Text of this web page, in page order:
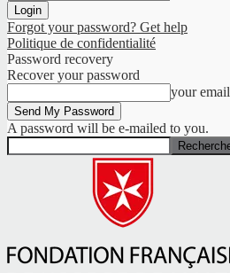
Forgot your password? Get help
Politique de confidentialité
Password recovery
Recover your password
your email
A password will be e-mailed to you.